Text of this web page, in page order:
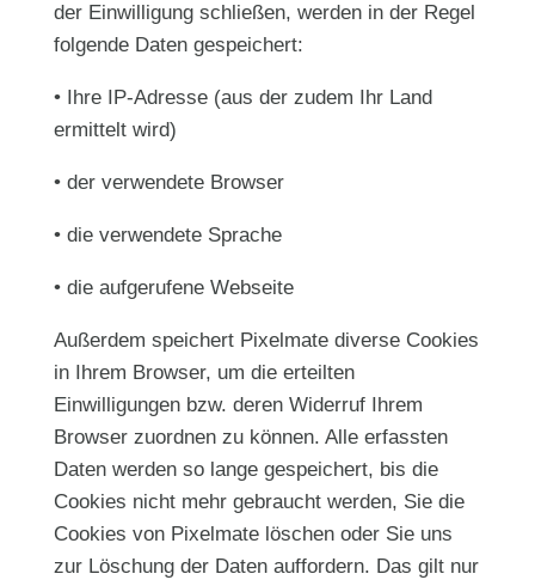
der Einwilligung schließen, werden in der Regel
folgende Daten gespeichert:
• Ihre IP-Adresse (aus der zudem Ihr Land
ermittelt wird)
• der verwendete Browser
• die verwendete Sprache
• die aufgerufene Webseite
Außerdem speichert Pixelmate diverse Cookies
in Ihrem Browser, um die erteilten
Einwilligungen bzw. deren Widerruf Ihrem
Browser zuordnen zu können. Alle erfassten
Daten werden so lange gespeichert, bis die
Cookies nicht mehr gebraucht werden, Sie die
Cookies von Pixelmate löschen oder Sie uns
zur Löschung der Daten auffordern. Das gilt nur